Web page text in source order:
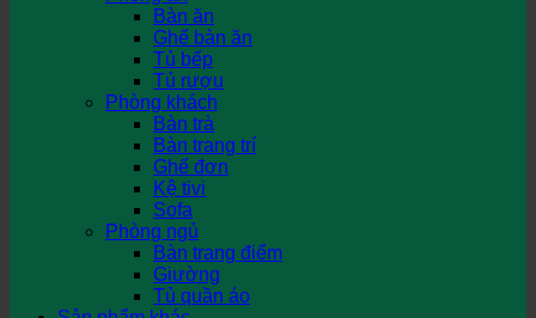
Bàn ăn
Ghế bàn ăn
Tủ bếp
Tủ rượu
Phòng khách
Bàn trà
Bàn trang trí
Ghế đơn
Kệ tivi
Sofa
Phòng ngủ
Bàn trang điểm
Giường
Tủ quần áo